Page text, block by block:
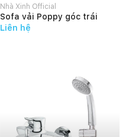
Nhà Xinh Official
Sofa vải Poppy góc trái
Liên hệ